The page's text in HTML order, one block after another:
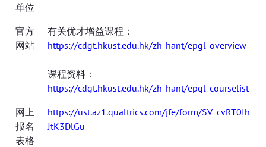
单位
官方
网站
有关优才增益课程：
https://cdgt.hkust.edu.hk/zh-hant/epgl-overview
课程资料：
https://cdgt.hkust.edu.hk/zh-hant/epgl-courselist
网上
报名
表格
https://ust.az1.qualtrics.com/jfe/form/SV_cvRT0Ih
JtK3DlGu